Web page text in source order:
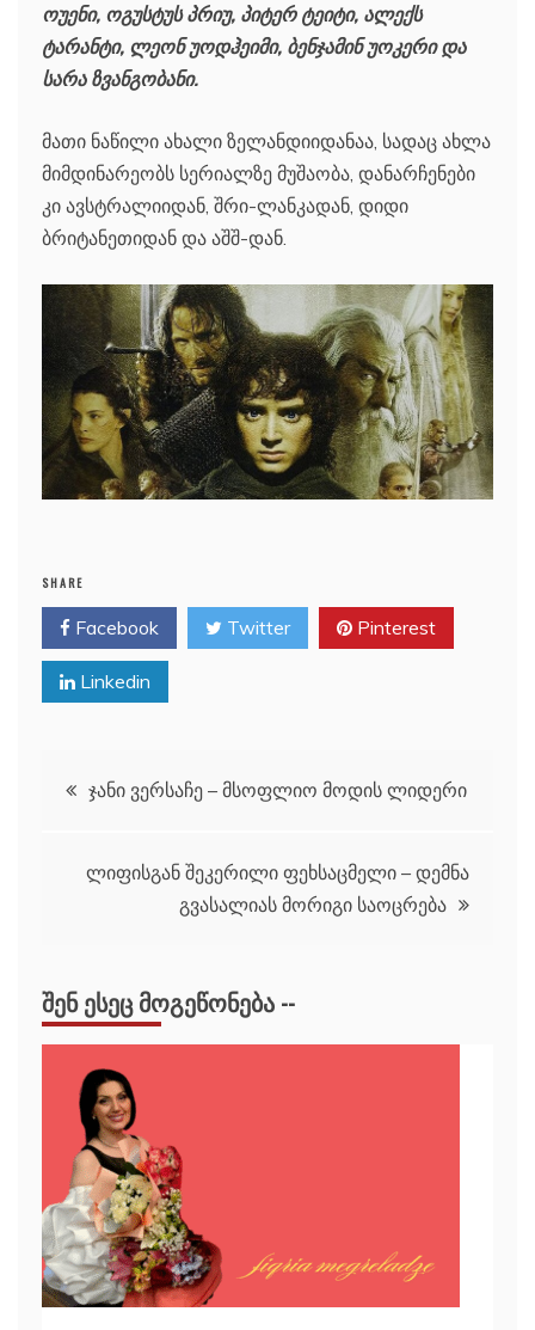
ოუენი, ოგუსტუს პრიუ, პიტერ ტეიტი, ალექს
ტარანტი, ლეონ უოდჰეიმი, ბენჯამინ უოკერი და
სარა ზვანგობანი.
მათი ნაწილი ახალი ზელანდიიდანაა, სადაც ახლა
მიმდინარეობს სერიალზე მუშაობა, დანარჩენები
კი ავსტრალიიდან, შრი-ლანკადან, დიდი
ბრიტანეთიდან და აშშ-დან.
SHARE
Facebook Twitter Pinterest
Linkedin
პოსტის
ჯანი ვერსაჩე – მსოფლიო მოდის ლიდერი
ლიფისგან შეკერილი ფეხსაცმელი – დემნა
გვასალიას მორიგი საოცრება
ᲨᲔᲜ ᲔᲡᲔᲪ ᲛᲝᲒᲔᲬᲝᲜᲔᲑᲐ --